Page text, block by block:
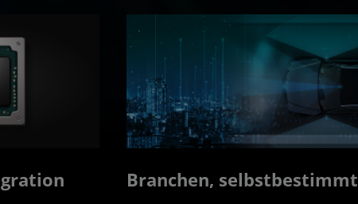
Branchen, selbstbestimmt